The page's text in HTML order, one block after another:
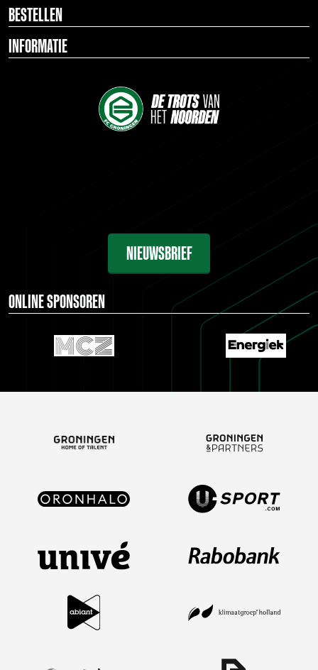
BESTELLEN
INFORMATIE
NIEUWSBRIEF
ONLINE SPONSOREN